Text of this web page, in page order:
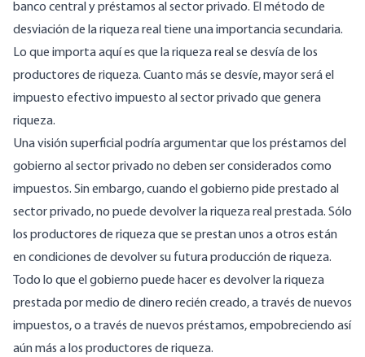
banco central y préstamos al sector privado. El método de
desviación de la riqueza real tiene una importancia secundaria.
Lo que importa aquí es que la riqueza real se desvía de los
productores de riqueza. Cuanto más se desvíe, mayor será el
impuesto efectivo impuesto al sector privado que genera
riqueza.
Una visión superficial podría argumentar que los préstamos del
gobierno al sector privado no deben ser considerados como
impuestos. Sin embargo, cuando el gobierno pide prestado al
sector privado, no puede devolver la riqueza real prestada. Sólo
los productores de riqueza que se prestan unos a otros están
en condiciones de devolver su futura producción de riqueza.
Todo lo que el gobierno puede hacer es devolver la riqueza
prestada por medio de dinero recién creado, a través de nuevos
impuestos, o a través de nuevos préstamos, empobreciendo así
aún más a los productores de riqueza.